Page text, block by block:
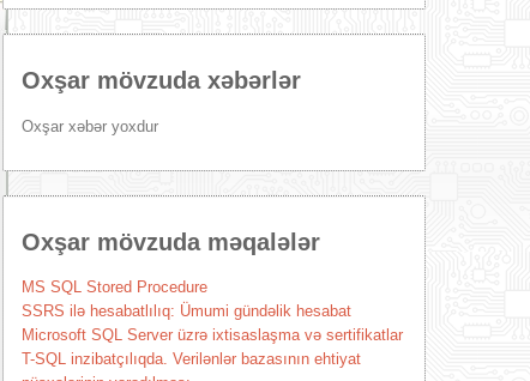
Oxşar mövzuda xəbərlər
Oxşar xəbər yoxdur
Oxşar mövzuda məqalələr
MS SQL Stored Procedure
SSRS ilə hesabatlılıq: Ümumi gündəlik hesabat
Microsoft SQL Server üzrə ixtisaslaşma və sertifikatlar
T-SQL inzibatçılıqda. Verilənlər bazasının ehtiyat